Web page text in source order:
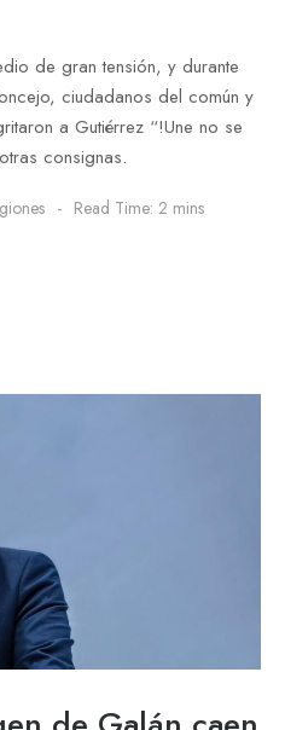
de gran tensión, y durante
ciudadanos del común y
a Gutiérrez “!Une no se
consignas.
Read Time: 2 mins